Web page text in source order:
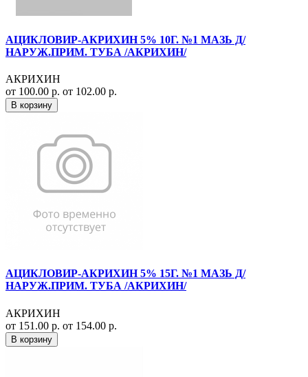
АЦИКЛОВИР-АКРИХИН 5% 10Г. №1 МАЗЬ Д/
НАРУЖ.ПРИМ. ТУБА /АКРИХИН/
АКРИХИН
от 100.00 р. от 102.00 р.
В корзину
АЦИКЛОВИР-АКРИХИН 5% 15Г. №1 МАЗЬ Д/
НАРУЖ.ПРИМ. ТУБА /АКРИХИН/
АКРИХИН
от 151.00 р. от 154.00 р.
В корзину